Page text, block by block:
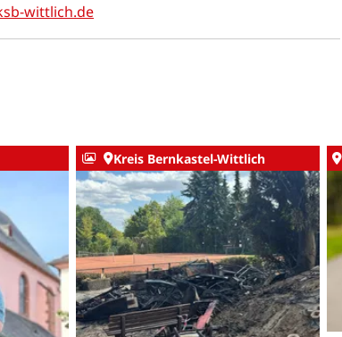
-wittlich.de
Kreis Bernkastel-Wittlich